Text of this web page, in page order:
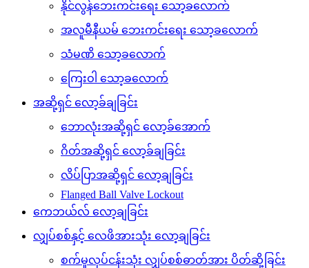
နိုင်လွန်ဘေးကင်းရေး သော့ခလောက်
အလူမီနီယမ် ဘေးကင်းရေး သော့ခလောက်
သံမဏိ သော့ခလောက်
ကြေးဝါ သော့ခလောက်
အဆို့ရှင် လော့ခ်ချခြင်း
ဘောလုံးအဆို့ရှင် လော့ခ်အောက်
ဂိတ်အဆို့ရှင် လော့ခ်ချခြင်း
လိပ်ပြာအဆို့ရှင် လော့ချခြင်း
Flanged Ball Valve Lockout
ကေဘယ်လ် လော့ချခြင်း
လျှပ်စစ်နှင့် လေဖိအားသုံး လော့ချခြင်း
စက်မှုလုပ်ငန်းသုံး လျှပ်စစ်ဓာတ်အား ပိတ်ဆို့ခြင်း